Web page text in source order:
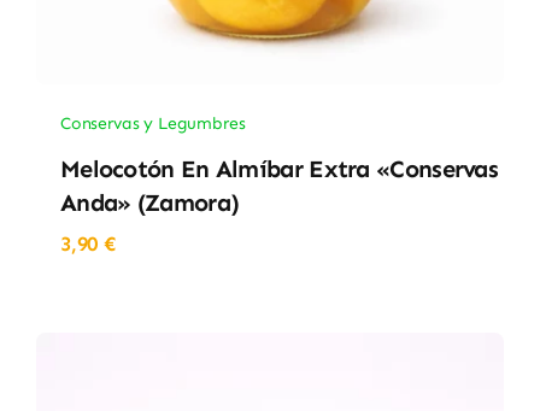
Conservas y Legumbres
Melocotón En Almíbar Extra «Conservas
Anda» (Zamora)
3,90€